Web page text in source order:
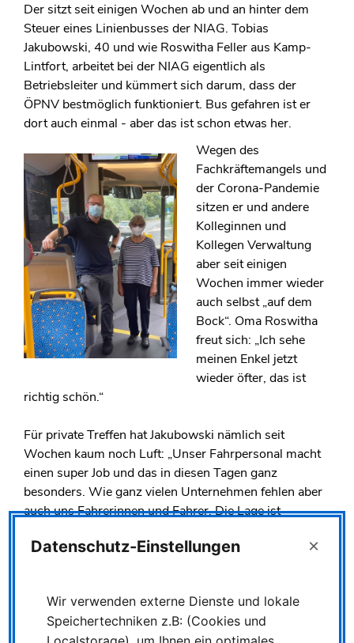
Der sitzt seit einigen Wochen ab und an hinter dem
Steuer eines Linienbusses der NIAG. Tobias
Jakubowski, 40 und wie Roswitha Feller aus Kamp-
Lintfort, arbeitet bei der NIAG eigentlich als
Betriebsleiter und kümmert sich darum, dass der
ÖPNV bestmöglich funktioniert. Bus gefahren ist er
dort auch einmal - aber das ist schon etwas her.
Wegen des
Fachkräftemangels und
der Corona-Pandemie
sitzen er und andere
Kolleginnen und
Kollegen Verwaltung
aber seit einigen
Wochen immer wieder
auch selbst „auf dem
Bock“. Oma Roswitha
freut sich: „Ich sehe
meinen Enkel jetzt
wieder öfter, das ist
richtig schön.“
Für private Treffen hat Jakubowski nämlich seit
Wochen kaum noch Luft: „Unser Fahrpersonal macht
einen super Job und das in diesen Tagen ganz
besonders. Wie ganz vielen Unternehmen fehlen aber
auch uns Fahrerinnen und Fahrer. Die Lage ist
springen Tobias Jakubowski und Kolleginnen und
Kollegen aus der NIAG-Verwaltung in Moers ein, vor
Datenschutz-Einstellungen ×
Wir verwenden externe Dienste und lokale
Speichertechniken z.B: (Cookies und